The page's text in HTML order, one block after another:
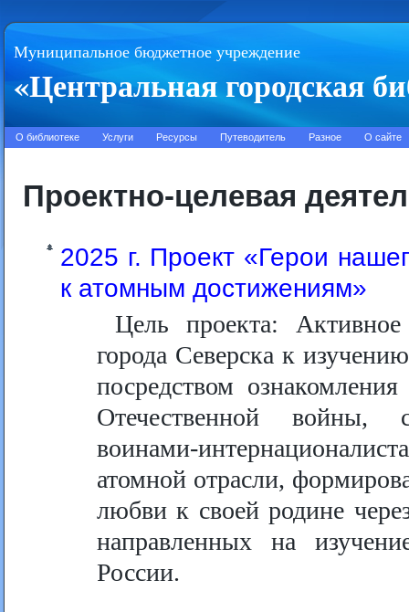
Муниципальное бюджетное учреждение
«Центральная городская
О библиотеке Услуги Ресурсы Путеводитель Разное О сайте
Проектно-целевая
2025 г. Проект «Герои
к атомным достижениям»
Цель проекта:
города Северска к
посредством
Отечественной войны,
воинами-
атомной отрасли,
любви к своей родине
направленных на
России.